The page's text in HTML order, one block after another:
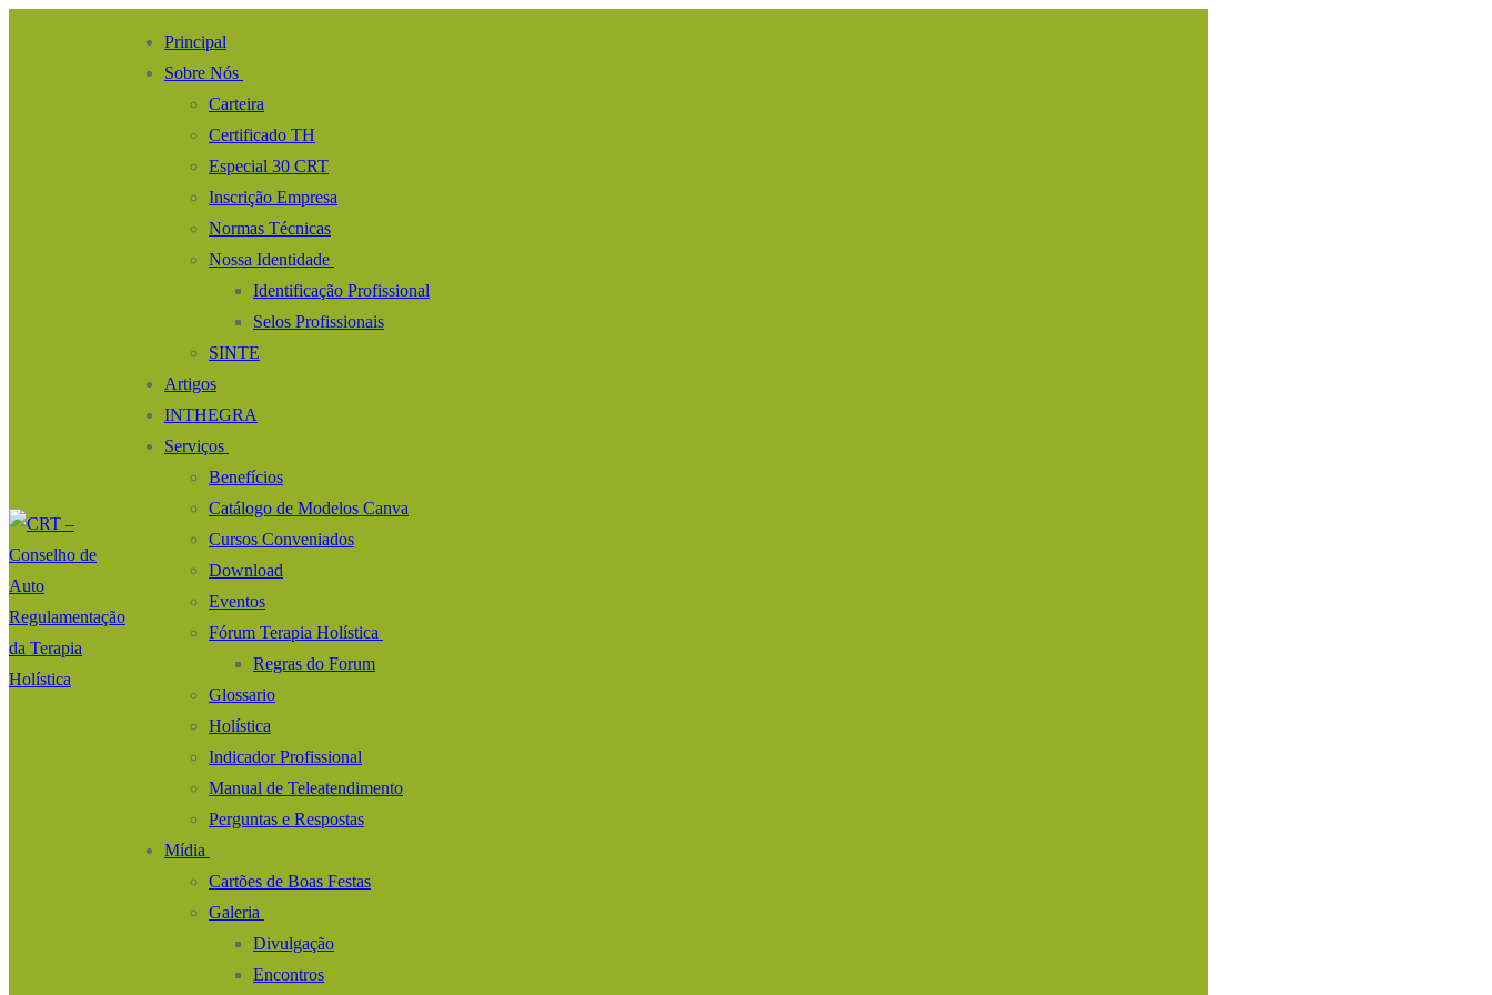
Principal
Sobre Nós
Carteira
Certificado TH
Especial 30 CRT
Inscrição Empresa
Normas Técnicas
Nossa Identidade
Identificação Profissional
Selos Profissionais
SINTE
Artigos
INTHEGRA
Serviços
Benefícios
Catálogo de Modelos Canva
Cursos Conveniados
Download
Eventos
Fórum Terapia Holística
Regras do Forum
Glossario
Holística
Indicador Profissional
Manual de Teleatendimento
Perguntas e Respostas
Mídia
Cartões de Boas Festas
Galeria
Divulgação
Encontros